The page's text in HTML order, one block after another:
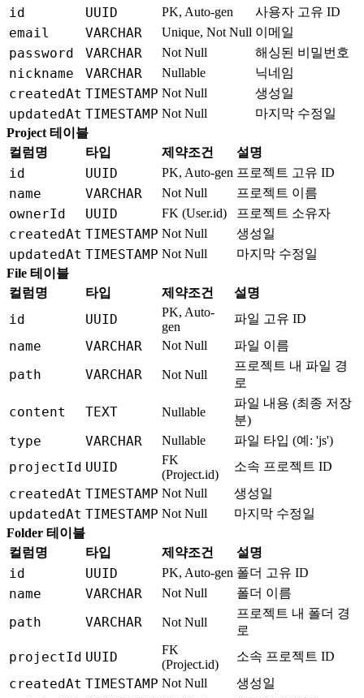
id UUID PK, Auto-gen 사용자 고유 ID
email VARCHAR Unique, Not Null 이메일
password VARCHAR Not Null 해싱된 비밀번호
nickname VARCHAR Nullable 닉네임
createdAt TIMESTAMP Not Null 생성일
updatedAt TIMESTAMP Not Null
마지막 수정일
Project 테이블
컬럼명
타입 제약조건 설명
id UUID PK, Auto-gen 프로젝트 고유 ID
name VARCHAR Not Null 프로젝트 이름
ownerId UUID FK (User.id) 프로젝트 소유자
createdAt TIMESTAMP Not Null 생성일
updatedAt TIMESTAMP Not Null
마지막 수정일
File 테이블
컬럼명
타입 제약조건 설명
id UUID
PK, Auto-
gen
파일 고유 ID
name VARCHAR Not Null 파일 이름
path VARCHAR Not Null
프로젝트 내 파일 경
로
content TEXT Nullable
파일 내용 (최종 저장
분)
type VARCHAR Nullable 파일 타입 (예: 'js')
projectId UUID
FK
(Project.id)
소속 프로젝트 ID
createdAt TIMESTAMP Not Null 생성일
updatedAt TIMESTAMP Not Null
마지막 수정일
Folder 테이블
컬럼명
타입 제약조건 설명
id UUID PK, Auto-gen 폴더 고유 ID
name VARCHAR Not Null 폴더 이름
path VARCHAR Not Null
프로젝트 내 폴더 경
로
projectId UUID
FK
(Project.id)
소속 프로젝트 ID
createdAt TIMESTAMP Not Null 생성일